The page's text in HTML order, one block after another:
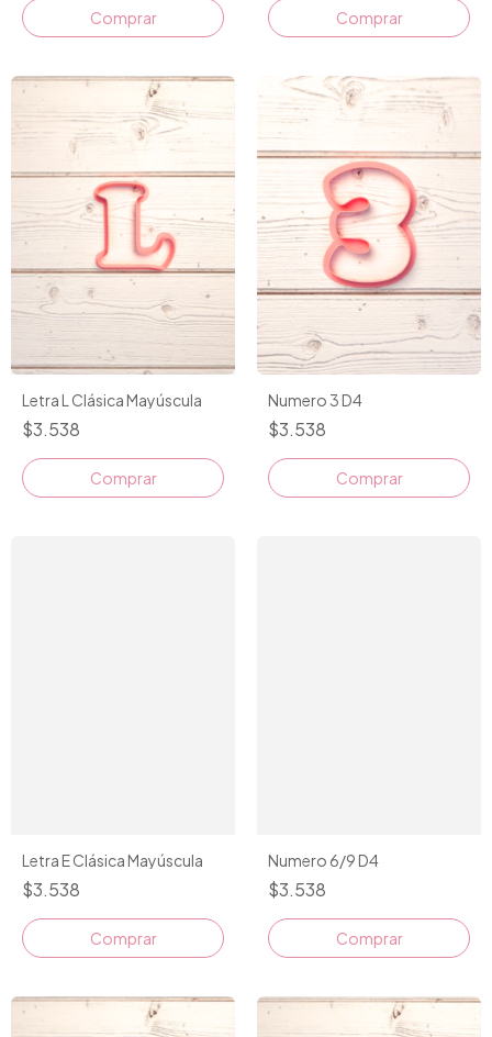
Comprar Comprar
Letra L Clásica Mayúscula
$3.538
Comprar
Numero 3 D4
$3.538
Comprar
Letra E Clásica Mayúscula
$3.538
Comprar
Numero 6/9 D4
$3.538
Comprar